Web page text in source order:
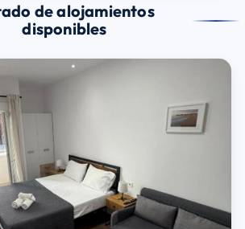
de alojamientos
disponibles